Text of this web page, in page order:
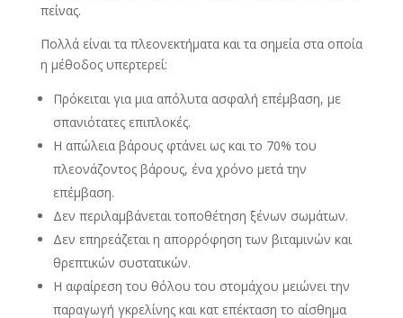
πείνας.
Πολλά είναι τα πλεονεκτήματα και τα σημεία στα οποία
η μέθοδος υπερτερεί:
Πρόκειται για μια απόλυτα ασφαλή επέμβαση, με
σπανιότατες επιπλοκές.
Η απώλεια βάρους φτάνει ως και το 70% του
πλεονάζοντος βάρους, ένα χρόνο μετά την
επέμβαση.
Δεν περιλαμβάνεται τοποθέτηση ξένων σωμάτων.
Δεν επηρεάζεται η απορρόφηση των βιταμινών και
θρεπτικών συστατικών.
Η αφαίρεση του θόλου του στομάχου μειώνει την
παραγωγή γκρελίνης και κατ επέκταση το αίσθημα